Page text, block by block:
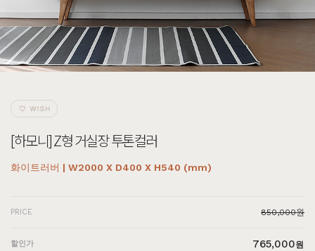
[하모니] Z형 거실장 투톤컬러
화이트러버 | W2000 X D400 X H540 (mm)
PRICE 850,000원
할인가 765,000원